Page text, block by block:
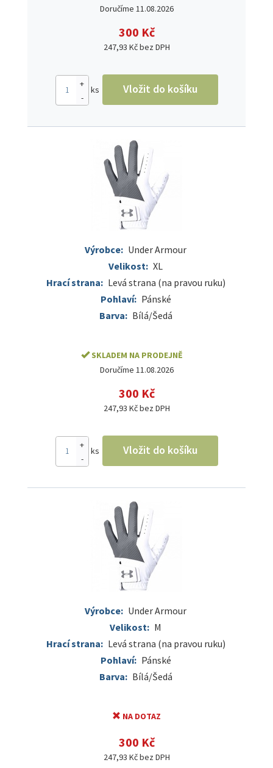
Doručíme 11.08.2026
300 Kč
247,93 Kč bez DPH
-
+
ks Vložit do košíku
Výrobce: Under Armour
Velikost: XL
Hrací strana: Levá strana (na pravou ruku)
Pohlaví: Pánské
Barva: Bílá/Šedá
SKLADEM NA PRODEJNĚ
Doručíme 11.08.2026
300 Kč
247,93 Kč bez DPH
-
+
ks Vložit do košíku
Výrobce: Under Armour
Velikost: M
Hrací strana: Levá strana (na pravou ruku)
Pohlaví: Pánské
Barva: Bílá/Šedá
NA DOTAZ
300 Kč
247,93 Kč bez DPH